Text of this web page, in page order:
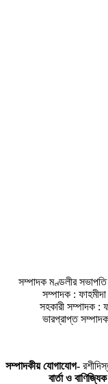
সম্পাদক মণ্ডলীর
সম্পাদক :
সহকারী সম্পাদক :
ভারপ্রাপ্ত
সম্পাদকীয় যােগাযোগ-
বার্তা ও